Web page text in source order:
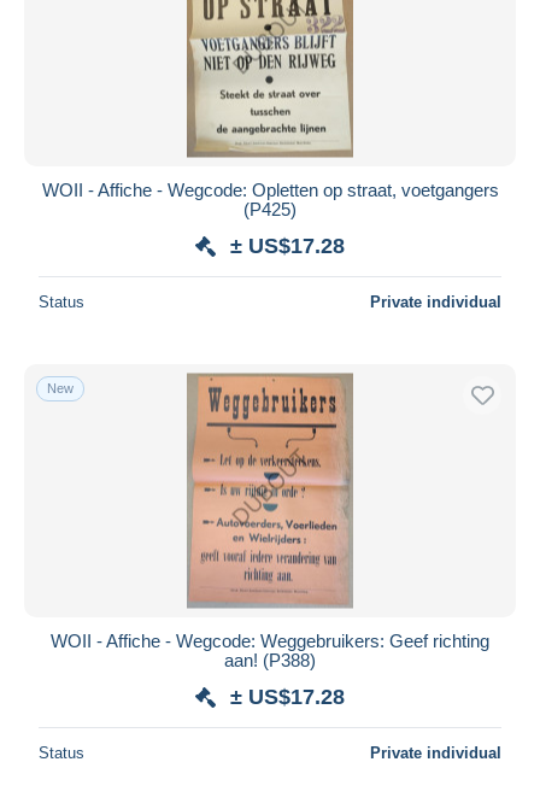
WOII - Affiche - Wegcode: Opletten op straat, voetgangers
(P425)
± US$17.28
Status Private individual
New
WOII - Affiche - Wegcode: Weggebruikers: Geef richting
aan! (P388)
± US$17.28
Status Private individual